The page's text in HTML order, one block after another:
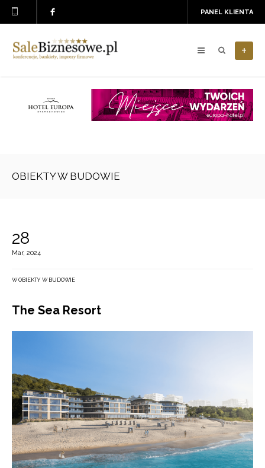
PANEL KLIENTA
+
OBIEKTY W BUDOWIE
28
Mar, 2024
W OBIEKTY W BUDOWIE
The Sea Resort